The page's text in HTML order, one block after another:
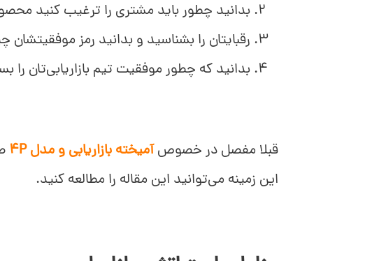
بدانید چطور باید مشتری را ترغیب کنید
رقبایتان را بشناسید و بدانید رمز
بدانید که چطور موفقیت تیم بازاریابی‌تان را
قبلا مفصل در خصوصآمیخته بازاریابی و مدل 4P
این زمینه می‌توانید این مقاله را مطالعه کنید.